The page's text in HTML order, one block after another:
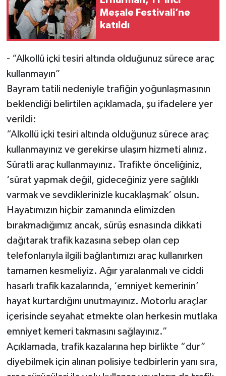
Meşale Festivali’ne
katıldı
- “Alkollü içki tesiri altında olduğunuz sürece araç
kullanmayın”
Bayram tatili nedeniyle trafiğin yoğunlaşmasının
beklendiği belirtilen açıklamada, şu ifadelere yer
verildi:
“Alkollü içki tesiri altında olduğunuz sürece araç
kullanmayınız ve gerekirse ulaşım hizmeti alınız.
Süratli araç kullanmayınız. Trafikte önceliğiniz,
‘sürat yapmak değil, gideceğiniz yere sağlıklı
varmak ve sevdiklerinizle kucaklaşmak’ olsun.
Hayatımızın hiçbir zamanında elimizden
bırakmadığımız ancak, sürüş esnasında dikkati
dağıtarak trafik kazasına sebep olan cep
telefonlarıyla ilgili bağlantımızı araç kullanırken
tamamen kesmeliyiz. Ağır yaralanmalı ve ciddi
hasarlı trafik kazalarında, ‘emniyet kemerinin’
hayat kurtardığını unutmayınız. Motorlu araçlar
içerisinde seyahat etmekte olan herkesin mutlaka
emniyet kemeri takmasını sağlayınız.”
Açıklamada, trafik kazalarına hep birlikte “dur”
diyebilmek için alınan polisiye tedbirlerin yanı sıra,